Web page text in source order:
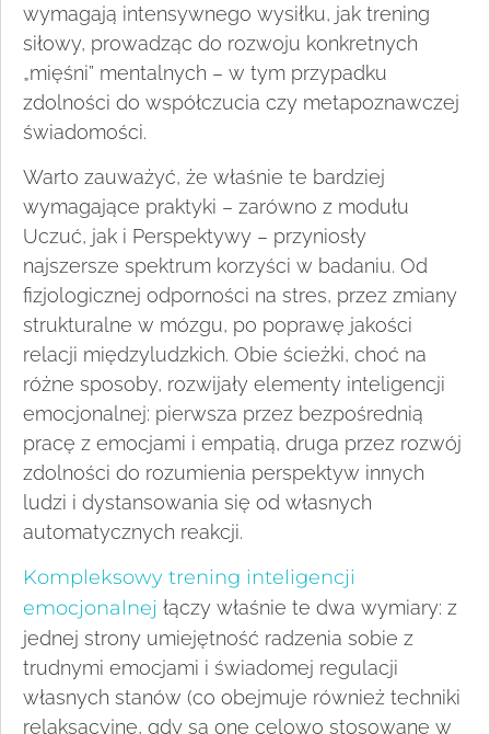
wymagają intensywnego wysiłku, jak trening
siłowy, prowadząc do rozwoju konkretnych
„mięśni” mentalnych – w tym przypadku
zdolności do współczucia czy metapoznawczej
świadomości.
Warto zauważyć, że właśnie te bardziej
wymagające praktyki – zarówno z modułu
Uczuć, jak i Perspektywy – przyniosły
najszersze spektrum korzyści w badaniu. Od
fizjologicznej odporności na stres, przez zmiany
strukturalne w mózgu, po poprawę jakości
relacji międzyludzkich. Obie ścieżki, choć na
różne sposoby, rozwijały elementy inteligencji
emocjonalnej: pierwsza przez bezpośrednią
pracę z emocjami i empatią, druga przez rozwój
zdolności do rozumienia perspektyw innych
ludzi i dystansowania się od własnych
automatycznych reakcji.
Kompleksowy trening inteligencji
emocjonalnej łączy właśnie te dwa wymiary: z
jednej strony umiejętność radzenia sobie z
trudnymi emocjami i świadomej regulacji
własnych stanów (co obejmuje również techniki
relaksacyjne, gdy są one celowo stosowane w